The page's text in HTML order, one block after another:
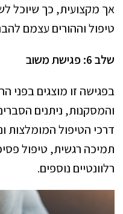
אך מקצועית, כך שיוכל
טיפול וההורים עצמם
שלב 6: פגישת משוב
בפגישה זו מוצגים בפני
והמסקנות, ניתנים
דרכי הטיפול המומלצות
תמיכה רגשית, טיפול
רלוונטיים נוספים.